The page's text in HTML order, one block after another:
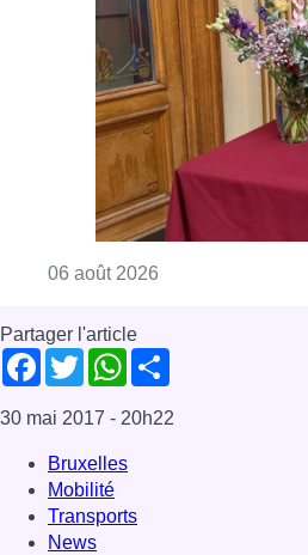
06 août 2026
Partager l'article
Facebook
TwitterWhatsApp
30 mai 2017 - 20h22
Bruxelles
Mobilité
Transports
News